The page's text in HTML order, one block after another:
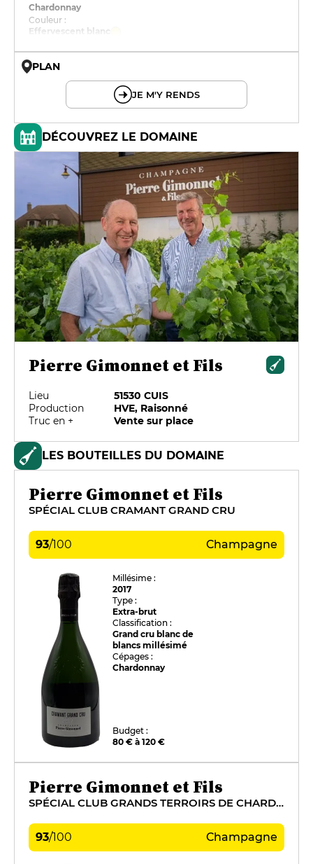
Chardonnay
Couleur :
Effervescent blanc
PLAN
JE M'Y RENDS
DÉCOUVREZ LE DOMAINE
Pierre Gimonnet et Fils
Lieu
51530 CUIS
Production
HVE, Raisonné
Truc en +
Vente sur place
LES BOUTEILLES DU DOMAINE
Pierre Gimonnet et Fils
SPÉCIAL CLUB CRAMANT GRAND CRU
93/100 Champagne
Millésime :
2017
Type :
Extra-brut
Classification :
Grand cru blanc de
blancs millésimé
Cépages :
Chardonnay
Budget :
80 € à 120 €
Pierre Gimonnet et Fils
SPÉCIAL CLUB GRANDS TERROIRS DE CHARDONNAY
93/100 Champagne